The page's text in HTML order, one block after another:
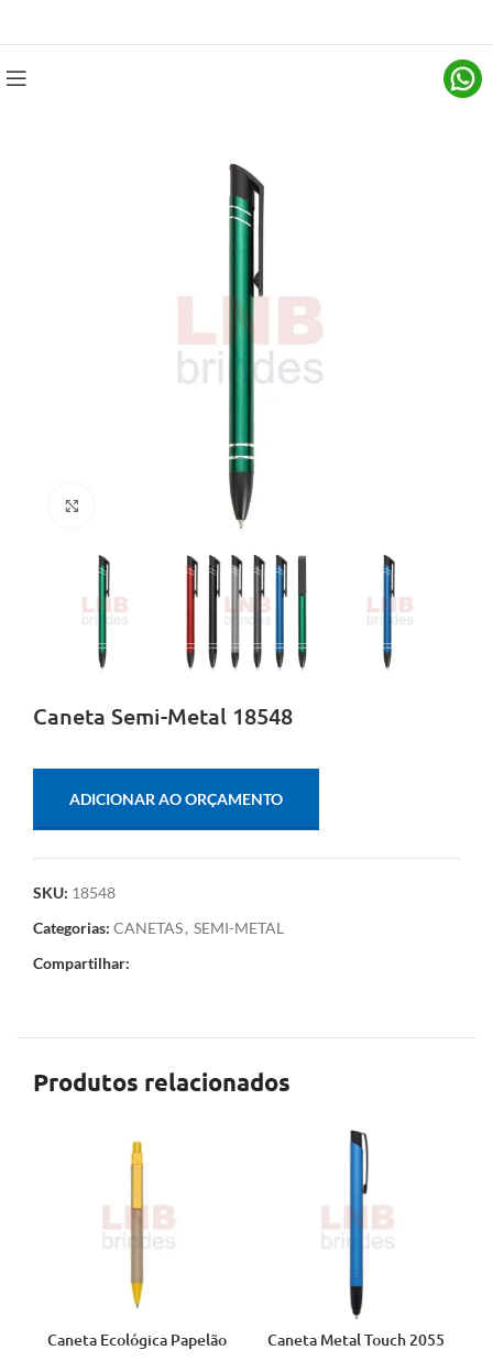
Caneta Semi-Metal 18548
ADICIONAR AO ORÇAMENTO
SKU: 18548
Categorias: CANETAS, SEMI-METAL
Compartilhar:
Produtos relacionados
Caneta Ecológica Papelão
Caneta Metal Touch 2055